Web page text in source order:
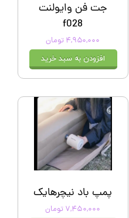
جت فن وایولنت
f028
۴,۹۵۰,۰۰۰ تومان
افزودن به سبد خرید
پمپ باد نیچرهایک
۷,۴۵۰,۰۰۰ تومان